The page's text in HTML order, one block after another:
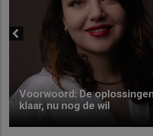
Voorwoord: De
klaar, nu nog de wil